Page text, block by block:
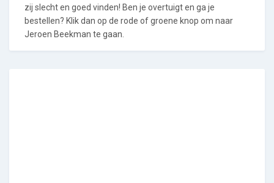
zij slecht en goed vinden! Ben je overtuigt en ga je
bestellen? Klik dan op de rode of groene knop om naar
Jeroen Beekman te gaan.